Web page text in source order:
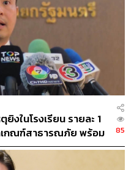
งในโรงเรียน รายละ 1
เกณฑ์สาธารณภัย พร้อม
85